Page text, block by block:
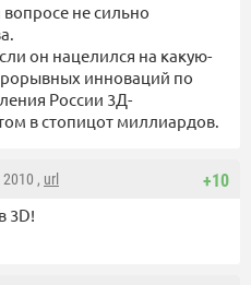
не сильно
он нацелился на какую-
инноваций по
России 3Д-
в стопицот миллиардов.
+10
, url
3D!